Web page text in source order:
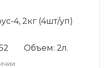
4, 2кг (4шт/уп)
Объем: 2л.